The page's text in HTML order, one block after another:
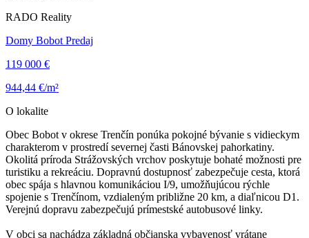
RADO Reality
Domy Bobot Predaj
119 000 €
944,44 €/m²
O lokalite
Obec Bobot v okrese Trenčín ponúka pokojné bývanie s vidieckym
charakterom v prostredí severnej časti Bánovskej pahorkatiny.
Okolitá príroda Strážovských vrchov poskytuje bohaté možnosti pre
turistiku a rekreáciu. Dopravnú dostupnosť zabezpečuje cesta, ktorá
obec spája s hlavnou komunikáciou I/9, umožňujúcou rýchle
spojenie s Trenčínom, vzdialeným približne 20 km, a diaľnicou D1.
Verejnú dopravu zabezpečujú prímestské autobusové linky.
V obci sa nachádza základná občianska vybavenosť vrátane